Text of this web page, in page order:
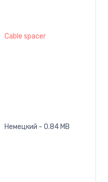
Cable spacer
Немецкий - 0.84 MB